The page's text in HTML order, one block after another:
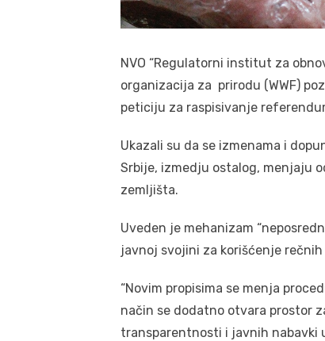
NVO “Regulatorni institut za
organizacija za prirodu (WWF)
peticiju za raspisivanje
Ukazali su da se izmenama i
Srbije, izmedju ostalog, menjaju
zemljišta.
Uveden je mehanizam
javnoj svojini za korišćenje
“Novim propisima se menja
način se dodatno otvara prostor
transparentnosti i javnih nabavki